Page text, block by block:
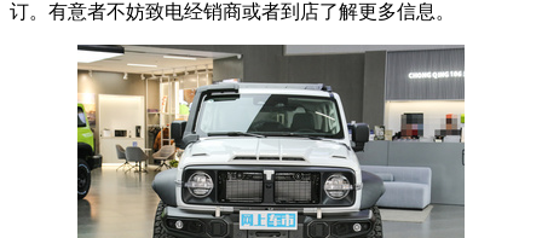
订。有意者不妨致电经销商或者到店了解更多信息。